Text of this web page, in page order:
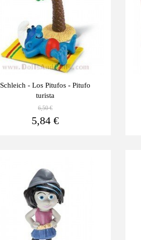
Schleich - Los Pitufos - Pitufo
turista
6,50 €
5,84 €